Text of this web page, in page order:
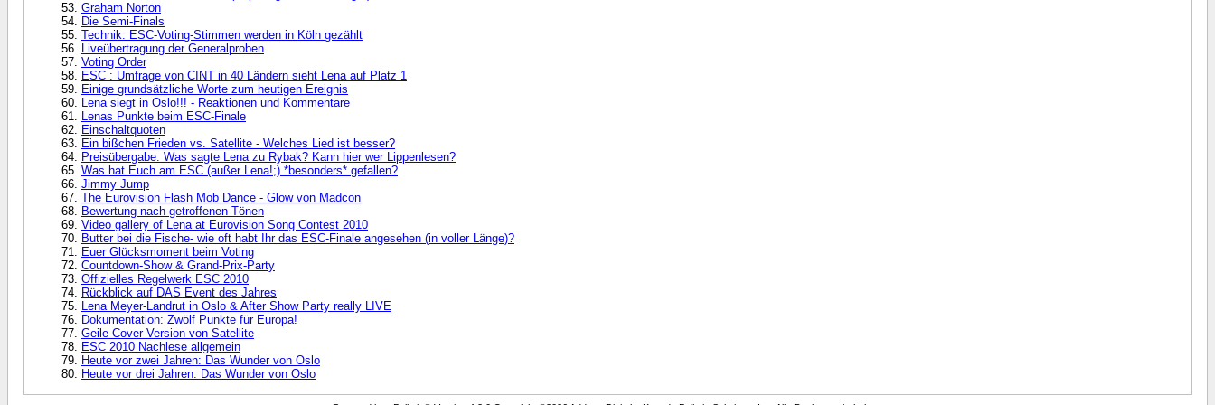
Graham Norton
Die Semi-Finals
Technik: ESC-Voting-Stimmen werden in Köln gezählt
Liveübertragung der Generalproben
Voting Order
ESC : Umfrage von CINT in 40 Ländern sieht Lena auf Platz 1
Einige grundsätzliche Worte zum heutigen Ereignis
Lena siegt in Oslo!!! - Reaktionen und Kommentare
Lenas Punkte beim ESC-Finale
Einschaltquoten
Ein bißchen Frieden vs. Satellite - Welches Lied ist besser?
Preisübergabe: Was sagte Lena zu Rybak? Kann hier wer Lippenlesen?
Was hat Euch am ESC (außer Lena!;) *besonders* gefallen?
Jimmy Jump
The Eurovision Flash Mob Dance - Glow von Madcon
Bewertung nach getroffenen Tönen
Video gallery of Lena at Eurovision Song Contest 2010
Butter bei die Fische- wie oft habt Ihr das ESC-Finale angesehen (in voller Länge)?
Euer Glücksmoment beim Voting
Countdown-Show & Grand-Prix-Party
Offizielles Regelwerk ESC 2010
Rückblick auf DAS Event des Jahres
Lena Meyer-Landrut in Oslo & After Show Party really LIVE
Dokumentation: Zwölf Punkte für Europa!
Geile Cover-Version von Satellite
ESC 2010 Nachlese allgemein
Heute vor zwei Jahren: Das Wunder von Oslo
Heute vor drei Jahren: Das Wunder von Oslo